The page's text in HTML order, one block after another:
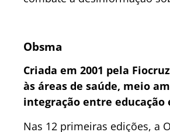
Obsma
Criada em 2001 pela
às áreas de saúde, meio
integração entre educação
Nas 12 primeiras edições, a